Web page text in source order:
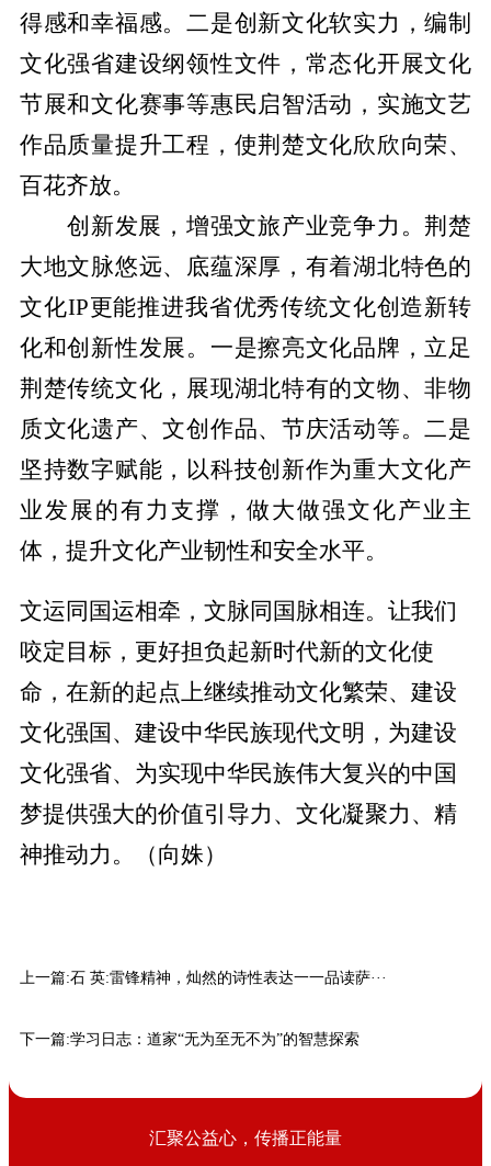
得感和幸福感。二是创新文化软实力，编制
文化强省建设纲领性文件，常态化开展文化
节展和文化赛事等惠民启智活动，实施文艺
作品质量提升工程，使荆楚文化欣欣向荣、
百花齐放。
创新发展，增强文旅产业竞争力。荆楚
大地文脉悠远、底蕴深厚，有着湖北特色的
文化IP更能推进我省优秀传统文化创造新转
化和创新性发展。一是擦亮文化品牌，立足
荆楚传统文化，展现湖北特有的文物、非物
质文化遗产、文创作品、节庆活动等。二是
坚持数字赋能，以科技创新作为重大文化产
业发展的有力支撑，做大做强文化产业主
体，提升文化产业韧性和安全水平。
文运同国运相牵，文脉同国脉相连。让我们
咬定目标，更好担负起新时代新的文化使
命，在新的起点上继续推动文化繁荣、建设
文化强国、建设中华民族现代文明，为建设
文化强省、为实现中华民族伟大复兴的中国
梦提供强大的价值引导力、文化凝聚力、精
神推动力。（向姝）
上一篇:石 英:雷锋精神，灿然的诗性表达一一品读萨···
下一篇:学习日志：道家“无为至无不为”的智慧探索
汇聚公益心，传播正能量